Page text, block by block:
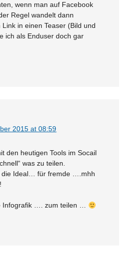
wenn man auf Facebook
Regel wandelt dann
in einen Teaser (Bild und
ich als Enduser doch gar
2015 at 08:59
den heutigen Tools im Socail
was zu teilen.
die Ideal… für fremde ….mhh
Infografik …. zum teilen …